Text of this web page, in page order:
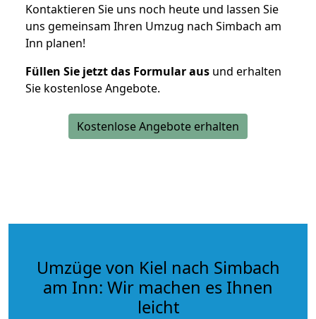
Kontaktieren Sie uns noch heute und lassen Sie
uns gemeinsam Ihren Umzug nach Simbach am
Inn planen!
Füllen Sie jetzt das Formular aus und erhalten
Sie kostenlose Angebote.
Kostenlose Angebote erhalten
Umzüge von Kiel nach Simbach
am Inn: Wir machen es Ihnen
leicht